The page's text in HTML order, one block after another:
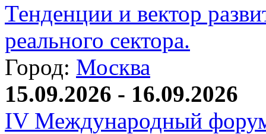
Тенденции и вектор
реального сектора.
Город: Москва
15.09.2026 - 16.09.2026
IV Международный